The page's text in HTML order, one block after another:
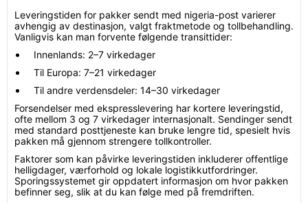
Leveringstiden for pakker sendt med nigeria-post varierer
avhengig av destinasjon, valgt fraktmetode og tollbehandling.
Vanligvis kan man forvente følgende transittider:
Innenlands: 2–7 virkedager
Til Europa: 7–21 virkedager
Til andre verdensdeler: 14–30 virkedager
Forsendelser med ekspresslevering har kortere leveringstid,
ofte mellom 3 og 7 virkedager internasjonalt. Sendinger sendt
med standard posttjeneste kan bruke lengre tid, spesielt hvis
pakken må gjennom strengere tollkontroller.
Faktorer som kan påvirke leveringstiden inkluderer offentlige
helligdager, værforhold og lokale logistikkutfordringer.
Sporingssystemet gir oppdatert informasjon om hvor pakken
befinner seg, slik at du kan følge med på fremdriften.